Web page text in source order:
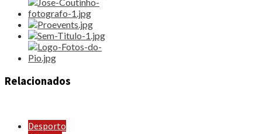
Relacionados
Desporto